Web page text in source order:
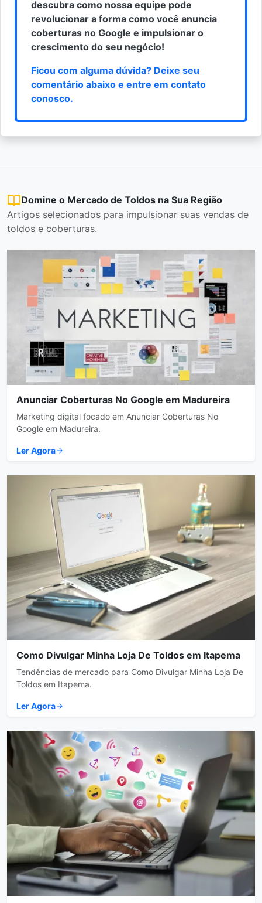
descubra como nossa equipe pode
revolucionar a forma como você anuncia
coberturas no Google e impulsionar o
crescimento do seu negócio!
Ficou com alguma dúvida? Deixe seu
comentário abaixo e entre em contato
conosco.
Domine o Mercado de Toldos na Sua Região
Artigos selecionados para impulsionar suas vendas de
toldos e coberturas.
Anunciar Coberturas No Google em Madureira
Marketing digital focado em Anunciar Coberturas No
Google em Madureira.
Ler Agora
Como Divulgar Minha Loja De Toldos em Itapema
Tendências de mercado para Como Divulgar Minha Loja De
Toldos em Itapema.
Ler Agora